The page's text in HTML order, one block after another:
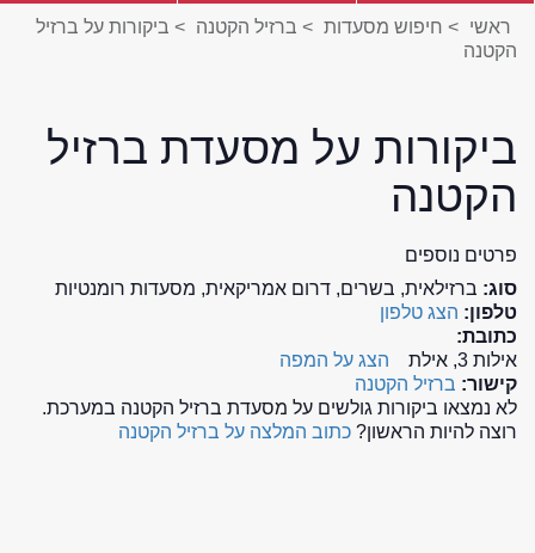
ראשי > חיפוש מסעדות > ברזיל הקטנה > ביקורות על ברזיל
הקטנה
ביקורות על מסעדת ברזיל
הקטנה
פרטים נוספים
סוג: ברזילאית, בשרים, דרום אמריקאית, מסעדות רומנטיות
טלפון: הצג טלפון
כתובת:
אילות 3, אילת
הצג על המפה
קישור: ברזיל הקטנה
לא נמצאו ביקורות גולשים על מסעדת ברזיל הקטנה במערכת.
רוצה להיות הראשון? כתוב המלצה על ברזיל הקטנה